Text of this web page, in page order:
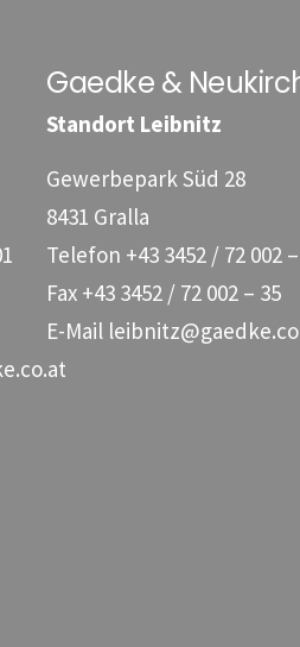
Gaedke &
Standort Leibnitz
Gewerbepark Süd 28
8431 Gralla
Telefon +43 3452 / 72 002
Fax +43 3452 / 72 002 – 35
E-Mail